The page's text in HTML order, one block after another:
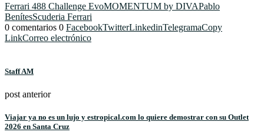
Ferrari 488 Challenge EvoMOMENTUM by DIVAPablo
BenítesScuderia Ferrari
0 comentarios 0 FacebookTwitterLinkedinTelegramaCopy
LinkCorreo electrónico
Staff AM
post anterior
Viajar ya no es un lujo y estropical.com lo quiere demostrar con su Outlet
2026 en Santa Cruz